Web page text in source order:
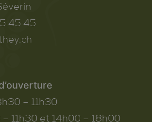
45 45
– 11h30
11h30 et 14h00 – 18h00